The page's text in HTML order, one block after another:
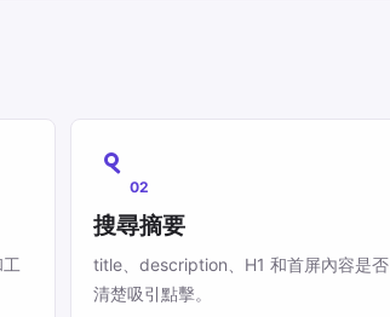
02
搜尋摘要
title、description、H1 和首屏內容是否
清楚吸引點擊。